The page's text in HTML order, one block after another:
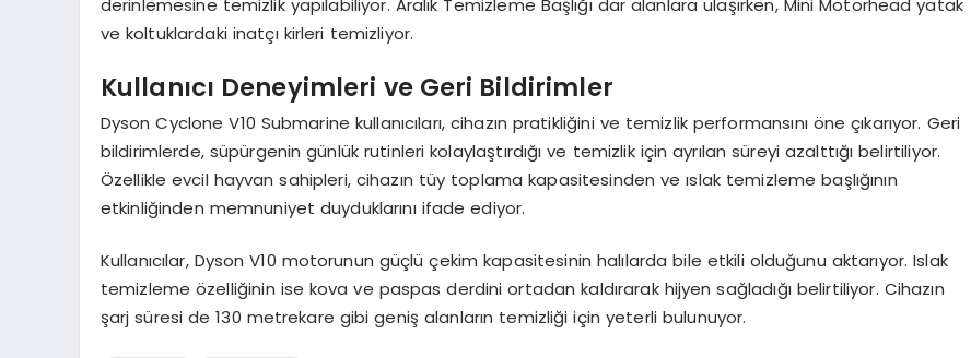
derinlemesine temizlik yapılabiliyor. Aralık Temizleme Başlığı dar alanlara ulaşırken, Mini Motorhead yatak
ve koltuklardaki inatçı kirleri temizliyor.
Kullanıcı Deneyimleri ve Geri Bildirimler
Dyson Cyclone V10 Submarine kullanıcıları, cihazın pratikliğini ve temizlik performansını öne çıkarıyor. Geri
bildirimlerde, süpürgenin günlük rutinleri kolaylaştırdığı ve temizlik için ayrılan süreyi azalttığı belirtiliyor.
Özellikle evcil hayvan sahipleri, cihazın tüy toplama kapasitesinden ve ıslak temizleme başlığının
etkinliğinden memnuniyet duyduklarını ifade ediyor.
Kullanıcılar, Dyson V10 motorunun güçlü çekim kapasitesinin halılarda bile etkili olduğunu aktarıyor. Islak
temizleme özelliğinin ise kova ve paspas derdini ortadan kaldırarak hijyen sağladığı belirtiliyor. Cihazın
şarj süresi de 130 metrekare gibi geniş alanların temizliği için yeterli bulunuyor.